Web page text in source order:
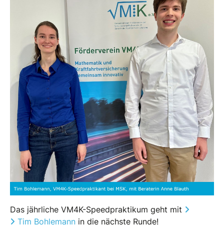
Das jährliche VM4K-Speedpraktikum geht mit
Tim Bohlemann in die nächste Runde!